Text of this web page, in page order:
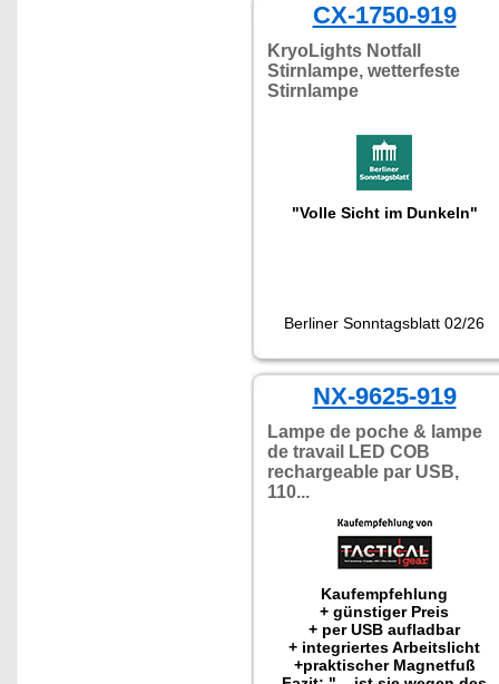
CX-1750-919
KryoLights Notfall
Stirnlampe, wetterfeste
Stirnlampe
"Volle Sicht im Dunkeln"
Berliner Sonntagsblatt 02/26
NX-9625-919
Lampe de poche & lampe
de travail LED COB
rechargeable par USB,
110...
Kaufempfehlung
+ günstiger Preis
+ per USB aufladbar
+ integriertes Arbeitslicht
+praktischer Magnetfuß